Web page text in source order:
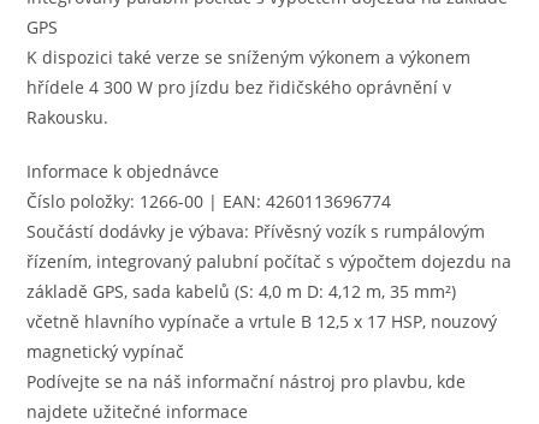
GPS
K dispozici také verze se sníženým výkonem a výkonem
hřídele 4 300 W pro jízdu bez řidičského oprávnění v
Rakousku.
Informace k objednávce
Číslo položky: 1266-00 | EAN: 4260113696774
Součástí dodávky je výbava: Přívěsný vozík s rumpálovým
řízením, integrovaný palubní počítač s výpočtem dojezdu na
základě GPS, sada kabelů (S: 4,0 m D: 4,12 m, 35 mm²)
včetně hlavního vypínače a vrtule B 12,5 x 17 HSP, nouzový
magnetický vypínač
Podívejte se na náš informační nástroj pro plavbu, kde
najdete užitečné informace